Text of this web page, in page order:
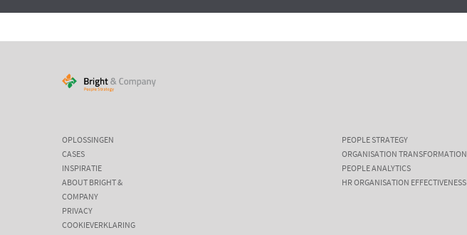
OPLOSSINGEN
CASES
INSPIRATIE
ABOUT BRIGHT &
COMPANY
PRIVACY
COOKIEVERKLARING
PEOPLE STRATEGY
ORGANISATION TRANSFORMATION
PEOPLE ANALYTICS
HR ORGANISATION EFFECTIVENESS